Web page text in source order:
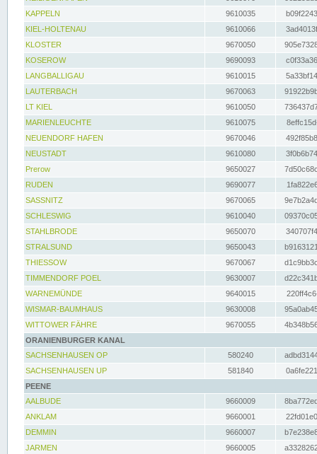
KAPPELN
9610035
KIEL-HOLTENAU
9610066
KLOSTER
9670050
KOSEROW
9690093
LANGBALLIGAU
9610015
LAUTERBACH
9670063
LT KIEL
9610050
MARIENLEUCHTE
9610075
NEUENDORF HAFEN
9670046
NEUSTADT
9610080
Prerow
9650027
RUDEN
9690077
SASSNITZ
9670065
SCHLESWIG
9610040
STAHLBRODE
9650070
STRALSUND
9650043
THIESSOW
9670067
TIMMENDORF POEL
9630007
WARNEMÜNDE
9640015
WISMAR-BAUMHAUS
9630008
WITTOWER FÄHRE
9670055
ORANIENBURGER KANAL
SACHSENHAUSEN OP
580240
SACHSENHAUSEN UP
581840
PEENE
AALBUDE
9660009
ANKLAM
9660001
DEMMIN
9660007
JARMEN
9660005